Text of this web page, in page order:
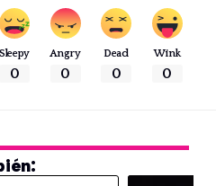
Sleepy
0
Angry
0
Dead
0
Wink
0